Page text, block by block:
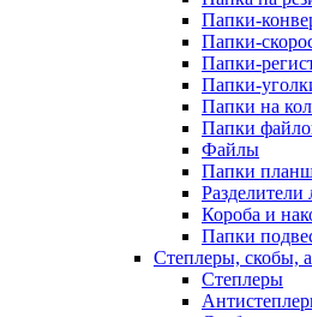
Папки-
Папки-
Папки-
Папки-
Папки на
Папки
Файлы
Папки
Разделители
Короба и
Папки
Степлеры, скобы,
Степлеры